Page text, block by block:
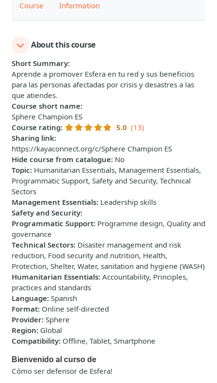
Course Information
About this course
Short Summary:
Aprende a promover Esfera en tu red y sus beneficios
para las personas afectadas por crisis y desastres a las
que atiendes.
Course short name:
Sphere Champion ES
Course rating: 5.0 (13)
Sharing link:
https://kayaconnect.org/c/Sphere Champion ES
Hide course from catalogue: No
Topic: Humanitarian Essentials, Management Essentials,
Programmatic Support, Safety and Security, Technical
Sectors
Management Essentials: Leadership skills
Safety and Security:
Programmatic Support: Programme design, Quality and
governance
Technical Sectors: Disaster management and risk
reduction, Food security and nutrition, Health,
Protection, Shelter, Water, sanitation and hygiene (WASH)
Humanitarian Essentials: Accountability, Principles,
practices and standards
Language: Spanish
Format: Online self-directed
Provider: Sphere
Region: Global
Compatibility: Offline, Tablet, Smartphone
Bienvenido al curso de
Cómo ser defensor de Esfera!